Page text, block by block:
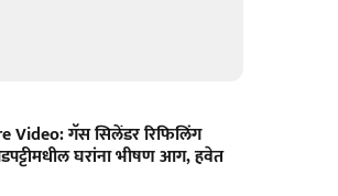
Video: गॅस सिलेंडर रिफिलिंग
घरांना भीषण आग, हवेत